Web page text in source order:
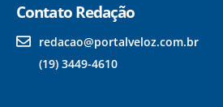
Contato Redação
redacao@portalveloz.com.br
(19) 3449-4610